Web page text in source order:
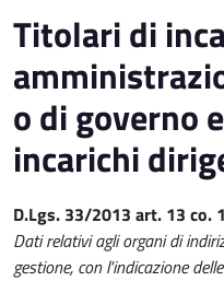
Titolari di
o di governo
incarichi
D.Lgs. 33/2013 art. 13 co.
Dati relativi agli organi di
gestione, con l'indicazione